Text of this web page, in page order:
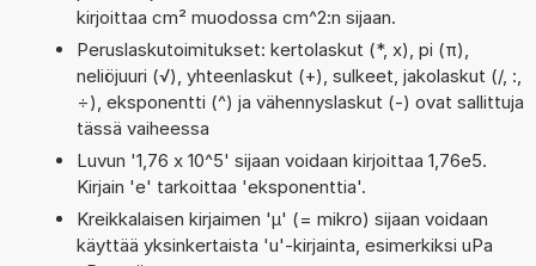
kirjoittaa cm² muodossa cm^2:n sijaan.
Peruslaskutoimitukset: kertolaskut (*, x), pi (π),
neliöjuuri (√), yhteenlaskut (+), sulkeet, jakolaskut (/, :,
÷), eksponentti (^) ja vähennyslaskut (-) ovat sallittuja
tässä vaiheessa
Luvun '1,76 x 10^5' sijaan voidaan kirjoittaa 1,76e5.
Kirjain 'e' tarkoittaa 'eksponenttia'.
Kreikkalaisen kirjaimen 'µ' (= mikro) sijaan voidaan
käyttää yksinkertaista 'u'-kirjainta, esimerkiksi uPa